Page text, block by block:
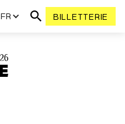
FR BILLETTERIE